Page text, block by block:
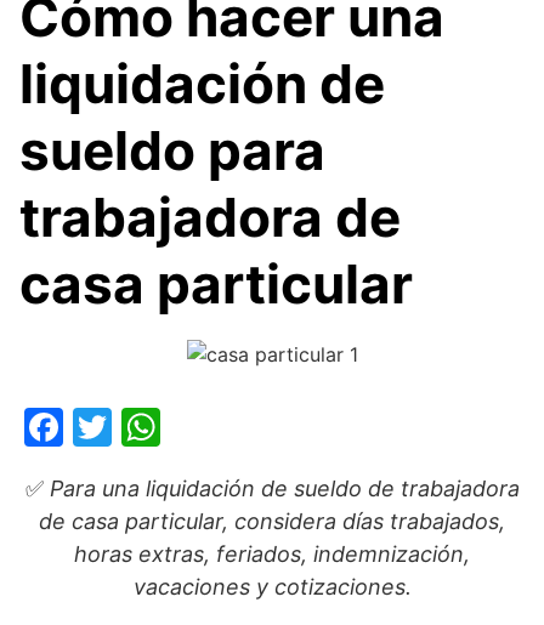
Cómo hacer una
liquidación de
sueldo para
trabajadora de
casa particular
F
c
e
T
itt
er
at
s
A
✅ Para una liquidación de sueldo de trabajadora
de casa particular, considera días trabajados,
horas extras, feriados, indemnización,
vacaciones y cotizaciones.